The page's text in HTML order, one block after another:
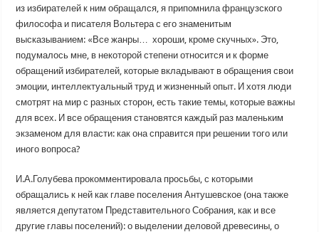
из избирателей к ним обращался, я припомнила французского
философа и писателя Вольтера с его знаменитым
высказыванием: «Все жанры… хороши, кроме скучных». Это,
подумалось мне, в некоторой степени относится и к форме
обращений избирателей, которые вкладывают в обращения свои
эмоции, интеллектуальный труд и жизненный опыт. И хотя люди
смотрят на мир с разных сторон, есть такие темы, которые важны
для всех. И все обращения становятся каждый раз маленьким
экзаменом для власти: как она справится при решении того или
иного вопроса?
И.А.Голубева прокомментировала просьбы, с которыми
обращались к ней как главе поселения Антушевское (она также
является депутатом Представительного Собрания, как и все
другие главы поселений): о выделении деловой древесины, о